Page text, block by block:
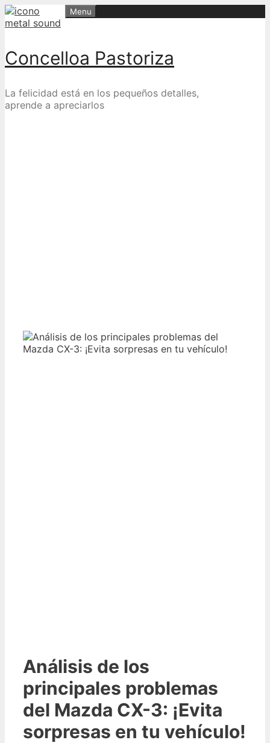
Skip
to
Concelloa Pastoriza
La felicidad está en los pequeños detalles,
aprende a apreciarlos
Menu
Análisis de los
principales problemas
del Mazda CX-3: ¡Evita
sorpresas en tu vehículo!